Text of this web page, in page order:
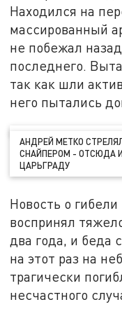
Находился на
массированный
не побежал
последнего.
так как шли
него пытались
АНДРЕЙ МЕТКО
СНАЙПЕРОМ - ОТСЮДА
ЦАРЬГРАДУ
Новость о
воспринял
два года, и беда
на этот раз на
трагически
несчастного